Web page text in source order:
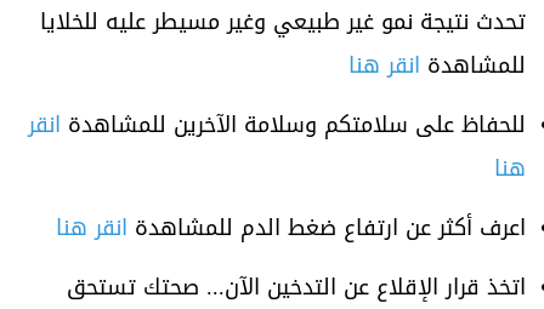
تحدث نتيجة نمو غير طبيعي وغير مسيطر عليه للخلايا
للمشاهدة انقر هنا
للحفاظ على سلامتكم وسلامة الآخرين للمشاهدة انقر
هنا
اعرف أكثر عن ارتفاع ضغط الدم للمشاهدة انقر هنا
اتخذ قرار الإقلاع عن التدخين الآن... صحتك تستحق